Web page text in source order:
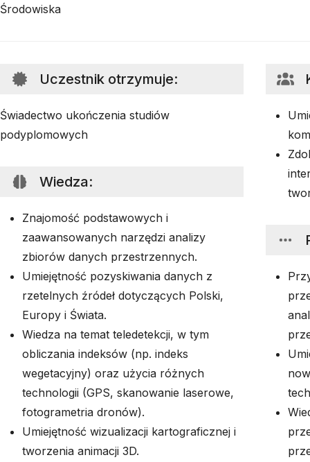
Środowiska
Uczestnik otrzymuje:
Świadectwo ukończenia studiów
podyplomowych
Wiedza:
Znajomość podstawowych i
zaawansowanych narzędzi analizy
zbiorów danych przestrzennych.
Umiejętność pozyskiwania danych z
rzetelnych źródeł dotyczących Polski,
Europy i Świata.
Wiedza na temat teledetekcji, w tym
obliczania indeksów (np. indeks
wegetacyjny) oraz użycia różnych
technologii (GPS, skanowanie laserowe,
fotogrametria dronów).
Umiejętność wizualizacji kartograficznej i
tworzenia animacji 3D.